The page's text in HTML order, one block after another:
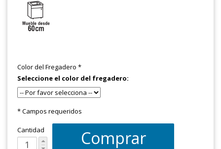
Color del Fregadero *
Seleccione el color del fregadero:
* Campos requeridos
Cantidad Comprar